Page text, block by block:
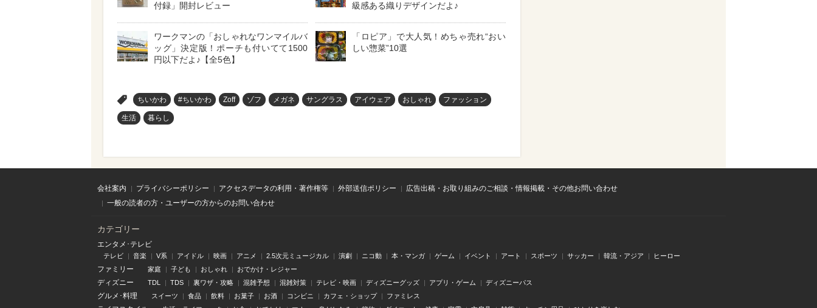
付録」開封レビュー
級感ある織りデザインだよ♪
ワークマンの「おしゃれなワンマイルバ
ッグ」決定版！ポーチも付いてて1500
円以下だよ♪【全5色】
「ロピア」で大人気！めちゃ売れ“おい
しい惣菜”10選
ちいかわ #ちいかわ Zoff ゾフ メガネ サングラス アイウェア おしゃれ ファッション
生活 暮らし
会社案内 プライバシーポリシー アクセスデータの利用・著作権等 外部送信ポリシー
広告出稿・お取り組みのご相談・情報掲載・その他お問い合わせ
一般の読者の方・ユーザーの方からのお問い合わせ
カテゴリー
エンタメ･テレビ
テレビ 音楽 V系 アイドル 映画 アニメ 2.5次元ミュージカル 演劇 ニコ動 本・マンガ ゲーム イベント アート スポーツ サッカー 韓流・アジア ヒーロー
ファミリー 家庭 子ども おしゃれ おでかけ・レジャー
ディズニー TDL TDS 裏ワザ・攻略 混雑予想 混雑対策 テレビ・映画 ディズニーグッズ アプリ・ゲーム ディズニーパス
グルメ･料理 スイーツ 食品 飲料 お菓子 お酒 コンビニ カフェ・ショップ ファミレス